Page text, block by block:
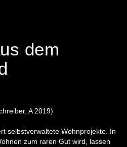
dem
A 2019)
selbstverwaltete Wohnprojekte. In
zum raren Gut wird, lassen